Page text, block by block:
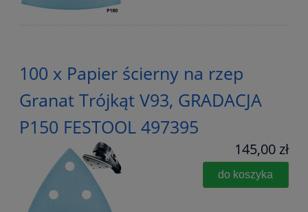
100 x Papier ścierny na rzep
Granat Trójkąt V93, GRADACJA
P150 FESTOOL 497395
145,00 zł
do koszyka